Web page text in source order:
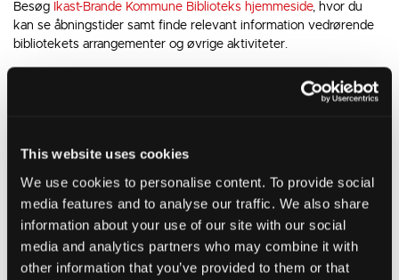
This website uses cookies
We use cookies to personalise content. To provide social
media features and to analyse our traffic. We also share
information about your use of our site with our social
media and analytics partners who may combine it with
other information that you’ve provided to them or that
Besøg Ikast-Brande Kommune Biblioteks hjemmeside, hvor du
kan se åbningstider samt finde relevant information vedrørende
bibliotekets arrangementer og øvrige aktiviteter.
Brande Bibliotek
Ole Bendix Vej 7
Bording Bibliotek
Solsortevej 10
7441 Bording